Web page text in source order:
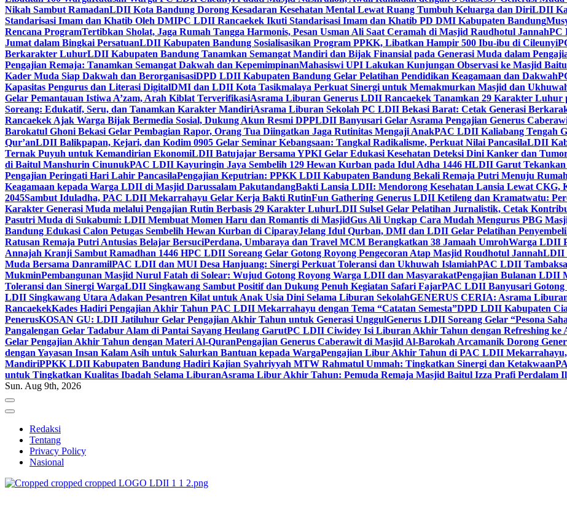
Nikah Sambut RamadanLDII Kota Bandung Dorong Kesadaran Kesehatan Mental Lewat Ruang Tumbuh Keluarga dan DiriLDII
Standarisasi Imam dan Khatib Oleh DMIPC LDII Rancaekek Ikuti Standarisasi Imam dan Khatib PD DMI Kabupaten Bandung
Rencana ProgramTertibkan Sholat, Jaga Rumah Tangga Harmonis, Pesan Usman Ali Saat Ceramah di Masjid Raudhotul JannahPC
Jumat dalam Bingkai PersatuanLDII Kabupaten Bandung Sosialisasikan Program PPKK, Libatkan Hampir 500 Ibu-ibu di Cileunyi
Berkarakter LuhurLDII Kabupaten Bandung Tanamkan Semangat Mandiri dan Bijak Finansial pada Generasi Muda dalam
Pengajian Remaja: Tanamkan Semangat Dakwah dan KepemimpinanMahasiswi UPI Lakukan Kunjungan Observasi ke Masjid
Kader Muda Siap Dakwah dan BerorganisasiDPD LDII Kabupaten Bandung Gelar Pelatihan Pendidikan Keagamaan dan Dakwah
Kapasitas Pengurus dan Literasi DigitalDMI dan LDII Kota Tasikmalaya Perkuat Sinergi untuk Memakmurkan Masjid dan
Gelar Pemantauan Istiwa A’zam, Arah Kiblat TerverifikasiAsrama Liburan Generus LDII Rancaekek Tanamkan 29 Karakter Luhur
Soreang: Edukatif, Seru, dan Tanamkan Karakter MandiriAsrama Liburan Sekolah PC LDII Bekasi Barat: Cetak Generasi
Rancaekek Ajak Warga Bijak Bermedia Sosial, Dukung Akun Resmi DPPLDII Banyusari Gelar Asrama Pengajian Generus
Barokatul Ghoni Bekasi Gelar Pembagian Rapor, Orang Tua Diingatkan Jaga Rutinitas Mengaji AnakPAC LDII Kaliabang Tengah
Qur’anLDII Balikpapan, Kejari, dan Kodim 0905 Gelar Seminar Kebangsaan: Tangkal Radikalisme, Perkuat Nilai PancasilaLDII
Ternak Puyuh untuk Kemandirian EkonomiLDII Batujajar Bersama YPKI Gelar Edukasi Kesehatan Deteksi Dini Kanker dan
di Baitul Manshurin CinunukPAC LDII Kayuringin Jaya Sembelih 129 Hewan Kurban pada Idul Adha 1446 HLDII Garut Tekankan
Pengajian Peringati Hari Lahir PancasilaPengajian Keputrian: PPKK LDII Kabupaten Bandung Bekali Remaja Putri Menuju
Keagamaan kepada Warga LDII di Masjid Darussalam PakutandangBakti Lansia LDII: Mendorong Kesehatan Lansia Lewat CKG,
2045Sambut Iduladha, PAC LDII Mekarrahayu Gelar Kerja Bakti RutinFun Gathering Generus LDII Ketileng dan Kramatwatu:
Karakter Generasi Muda melalui Pengajian Rutin Berbasis 29 Karakter LuhurLDII Sulsel Gelar Pelatihan Jurnalistik, Cetak
Pasutri Muda di Sukabumi: LDII Membuat Momen Haru dan Romantis di MasjidGus Ali Ungkap Cara Mudah Mengurus PBG
Bandung Edukasi Calon Petugas Sembelih Hewan Kurban di CiparayJelang Idul Qurban, DMI dan LDII Gelar Pelatihan
Ratusan Remaja Putri Antusias Belajar BersuciPerdana, Umbaraya dan Travel MCM Berangkatkan 38 Jamaah UmrohWarga LDII
Annajah Kranji Sambut Ramadhan 1446 HPC LDII Soreang Gelar Gotong Royong Pengecoran Atap Masjid Roudhotul JannahLDII
Muda Bersama DanramilPAC LDII dan MUI Desa Hanjuang: Sinergi Perkuat Toleransi dan Ukhuwah IslamiahPAC LDII
MukminPembangunan Masjid Nurul Fatah di Solear: Wujud Gotong Royong Warga LDII dan MasyarakatPengajian Bulanan LDII
Toleransi dan Sinergi WargaLDII Singkawang Sambut Positif dan Dukung Penuh Kegiatan Safari FajarPAC LDII Banyusari
LDII Singkawang Utara Adakan Pesantren Kilat untuk Anak Usia Dini Selama Liburan SekolahGENERUS CERIA: Asrama
RancaekekKades Hadiri Pengajian Akhir Tahun PAC LDII Mekarrahayu dengan Tema “Catatan Semesta”DPD LDII Kabupaten
PenerusKOSAN GU: LDII Jatiluhur Gelar Pengajian Akhir Tahun untuk Generasi UnggulGenerus LDII Soreang Gelar “Pesona
Pangalengan Gelar Tadabur Alam di Pantai Sayang Heulang GarutPC LDII Ciwidey Isi Liburan Akhir Tahun dengan Refreshing ke
Gelar Pengajian Akhir Tahun dengan Materi Al-QuranPengajian Generus Caberawit di Masjid Al-Barokah Arcamanik Dorong
dengan Yayasan Insan Kalam Asih untuk Salurkan Bantuan kepada WargaPengajian Libur Akhir Tahun di PAC LDII
MandiriPPKK LDII Kabupaten Bandung Hadiri Kajian Syahriyyah MTW Rahmatul Ummah: Tingkatkan Sinergi dan Ketakwaan
untuk Tingkatkan Kualitas Ibadah Selama LiburanAsrama Libur Akhir Tahun: Pemuda Remaja Masjid Baitul Izza Prafi Perdalam
Sun. Aug 9th, 2026
Redaksi
Tentang
Privacy Policy
Nasional